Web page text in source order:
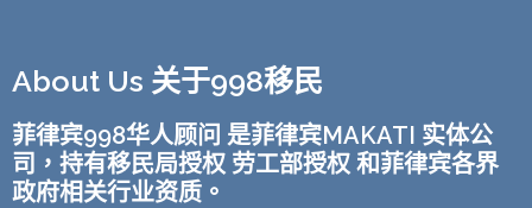
About Us 关于998移民
菲律宾998华人顾问 是菲律宾MAKATI 实体公
司，持有移民局授权 劳工部授权 和菲律宾各界
政府相关行业资质。